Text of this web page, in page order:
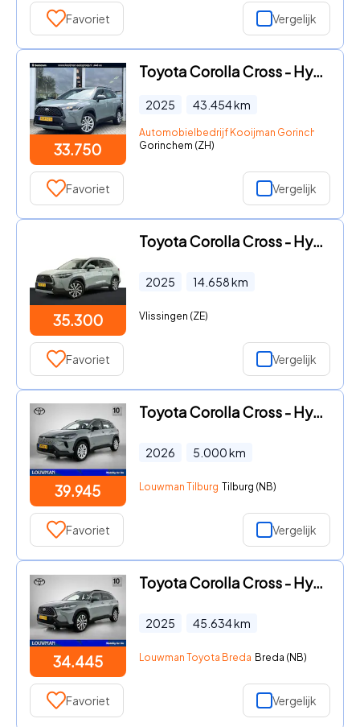
Favoriet Vergelijk
33.750
Toyota Corolla Cross - Hybrid 140 Active | NL-Auto | Eerste eigenaar
2025 43.454km
Automobielbedrijf Kooijman Gorinchem B.V.
Gorinchem (ZH)
Favoriet Vergelijk
35.300
Toyota Corolla Cross - Hybrid 140 Style
2025 14.658km
Vlissingen (ZE)
Favoriet Vergelijk
39.945
Toyota Corolla Cross - Hybrid 140 Active | Safety pakket | Parkeersensor voor en ac
2026 5.000km
Louwman Tilburg Tilburg (NB)
Favoriet Vergelijk
34.445
Toyota Corolla Cross - Hybrid 140 Style
2025 45.634km
Louwman Toyota Breda Breda (NB)
Favoriet Vergelijk